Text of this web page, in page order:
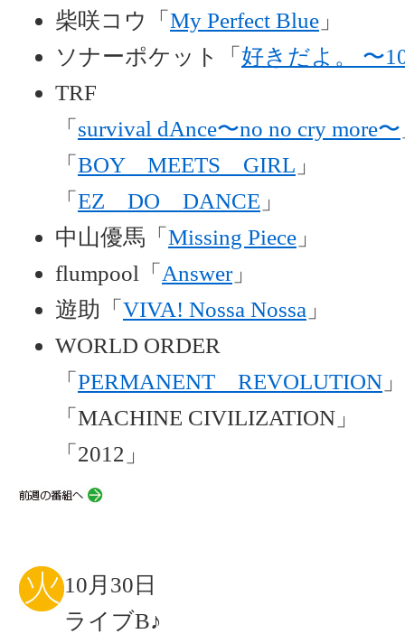
柴咲コウ「 My Perfect Blue 」
ソナーポケット「 好きだよ。 〜
TRF
「 survival dAnce〜no no cry more〜
「 BOY MEETS GIRL 」
「 EZ DO DANCE 」
中山優馬「 Missing Piece 」
flumpool「 Answer」
遊助「 VIVA! Nossa Nossa 」
WORLD ORDER
「 PERMANENT REVOLUTION 」
「MACHINE CIVILIZATION」
「2012」
10月30日
ライブB♪